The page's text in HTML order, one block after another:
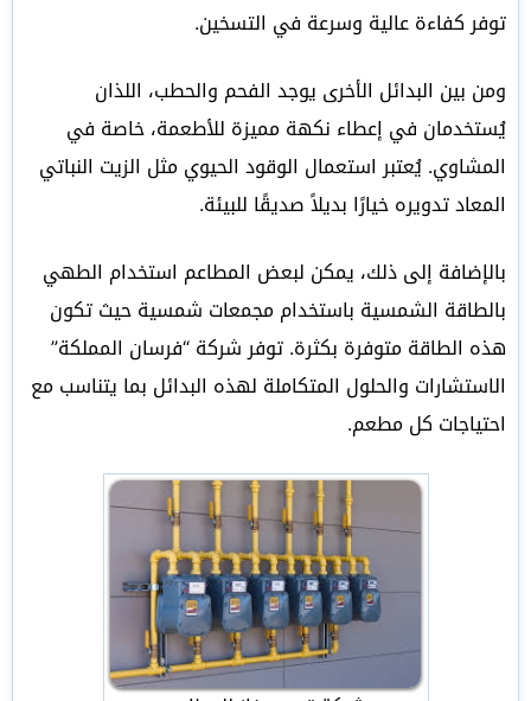
توفر كفاءة عالية وسرعة في التسخين.
ومن بين البدائل الأخرى يوجد الفحم والحطب، اللذان
يُستخدمان في إعطاء نكهة مميزة للأطعمة، خاصة في
المشاوي. يُعتبر استعمال الوقود الحيوي مثل الزيت النباتي
المعاد تدويره خيارًا بديلاً صديقًا للبيئة.
بالإضافة إلى ذلك، يمكن لبعض المطاعم استخدام الطهي
بالطاقة الشمسية باستخدام مجمعات شمسية حيث تكون
هذه الطاقة متوفرة بكثرة. توفر شركة “فرسان المملكة”
الاستشارات والحلول المتكاملة لهذه البدائل بما يتناسب مع
احتياجات كل مطعم.